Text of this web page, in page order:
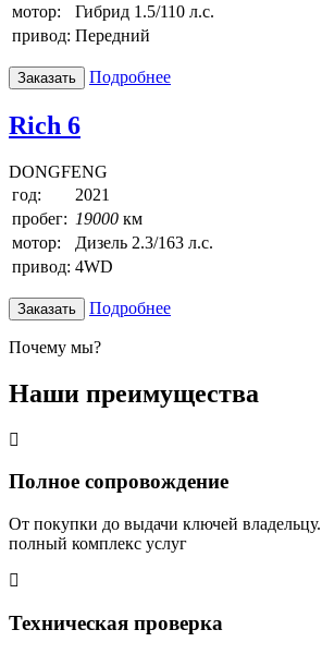
мотор:
Гибрид 1.5/110 л.с.
привод: Передний
Заказать Подробнее
Rich 6
DONGFENG
год:
2021
пробег: 19000 км
мотор:
Дизель 2.3/163 л.с.
привод: 4WD
Заказать Подробнее
Почему мы?
Наши преимущества
Полное сопровождение
От покупки до выдачи ключей
полный комплекс услуг
Техническая проверка